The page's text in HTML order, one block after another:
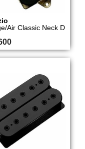
Air Classic Neck D